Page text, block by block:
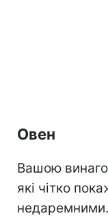
Овен
Вашою
які чітко
недаремними.